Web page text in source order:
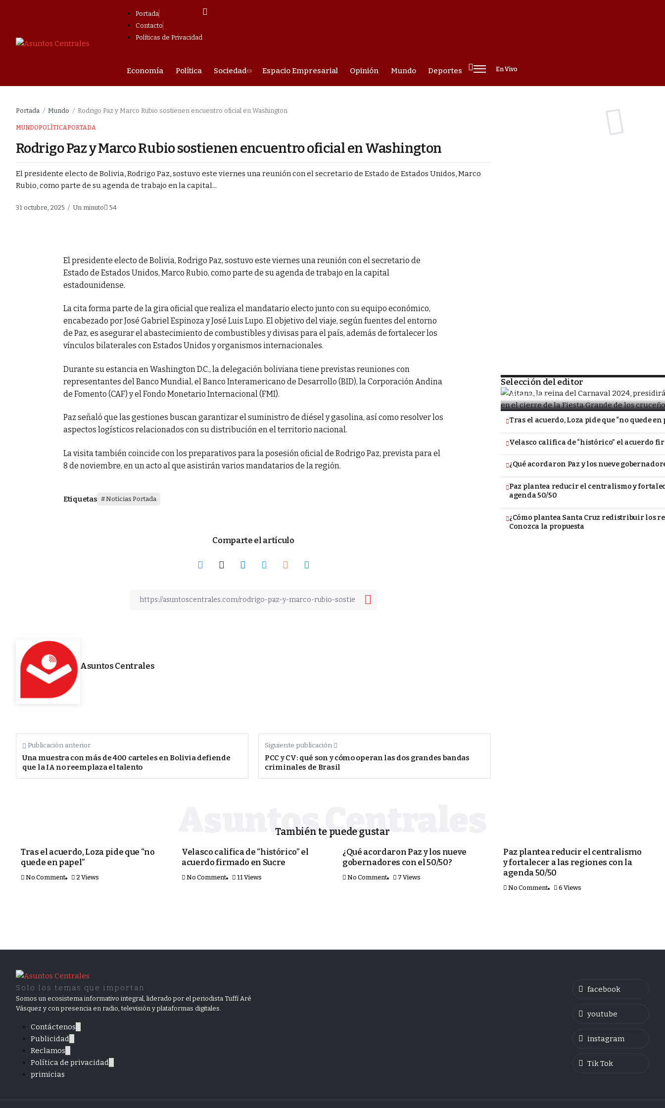
Portada
Contacto
Políticas de Privacidad
Economía Política Sociedad Espacio Empresarial Opinión Mundo Deportes
en Sucre
con el 50/50?
En Vivo
Portada / Mundo / Rodrigo Paz y Marco Rubio sostienen encuentro oficial en Washington
MUNDOPOLÍTICAPORTADA
Rodrigo Paz y Marco Rubio sostienen encuentro oficial en Washington
El presidente electo de Bolivia, Rodrigo Paz, sostuvo este viernes una reunión con el secretario de Estado de Estados Unidos, Marco
Rubio, como parte de su agenda de trabajo en la capital...
31 octubre, 2025 Un minuto 54
El presidente electo de Bolivia, Rodrigo Paz, sostuvo este viernes una reunión con el secretario de
Estado de Estados Unidos, Marco Rubio, como parte de su agenda de trabajo en la capital
estadounidense.
La cita forma parte de la gira oficial que realiza el mandatario electo junto con su equipo económico,
encabezado por José Gabriel Espinoza y José Luis Lupo. El objetivo del viaje, según fuentes del entorno
de Paz, es asegurar el abastecimiento de combustibles y divisas para el país, además de fortalecer los
vínculos bilaterales con Estados Unidos y organismos internacionales.
Durante su estancia en Washington D.C., la delegación boliviana tiene previstas reuniones con
representantes del Banco Mundial, el Banco Interamericano de Desarrollo (BID), la Corporación Andina
de Fomento (CAF) y el Fondo Monetario Internacional (FMI).
Paz señaló que las gestiones buscan garantizar el suministro de diésel y gasolina, así como resolver los
aspectos logísticos relacionados con su distribución en el territorio nacional.
La visita también coincide con los preparativos para la posesión oficial de Rodrigo Paz, prevista para el
8 de noviembre, en un acto al que asistirán varios mandatarios de la región.
Etiquetas Noticias Portada
Comparte el artículo
Asuntos Centrales
Publicación anterior
Una muestra con más de 400 carteles en Bolivia defiende
que la IA no reemplaza el talento
Siguiente publicación
PCC y CV: qué son y cómo operan las dos grandes bandas
criminales de Brasil
Selección del editor
tradicional Carnavalito
Nona Vargas
Tras el acuerdo, Loza pide que “no quede en
Velasco califica de “histórico” el acuerdo
¿Qué acordaron Paz y los nueve
Paz plantea reducir el centralismo y
agenda 50/50
¿Cómo plantea Santa Cruz redistribuir los
Conozca la propuesta
También te puede gustar
Tras el acuerdo, Loza pide que “no
quede en papel”
No Comment 2 Views
Velasco califica de “histórico” el
acuerdo firmado en Sucre
No Comment 11 Views
PORTADA
¿Qué acordaron Paz y los nueve
gobernadores con el 50/50?
No Comment 7 Views
Paz plantea reducir el centralismo
y fortalecer a las regiones con la
agenda 50/50
No Comment 6 Views
Solo los temas que importan
Somos un ecosistema informativo integral, liderado por el periodista Tuffí Aré
Vásquez y con presencia en radio, televisión y plataformas digitales.
Contáctenos
Publicidad
Reclamos
Política de privacidad
primicias
facebook
youtube
instagram
Tik Tok